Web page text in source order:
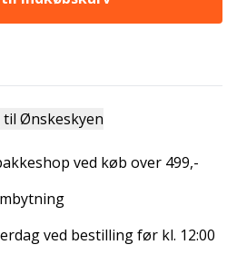
Ønskeskyen
ved køb over 499,-
ved bestilling før kl. 12:00